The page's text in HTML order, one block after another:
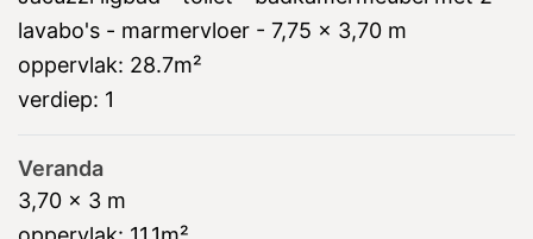
lavabo's - marmervloer - 7,75 x 3,70 m
oppervlak: 28.7m²
verdiep: 1
Veranda
3,70 x 3 m